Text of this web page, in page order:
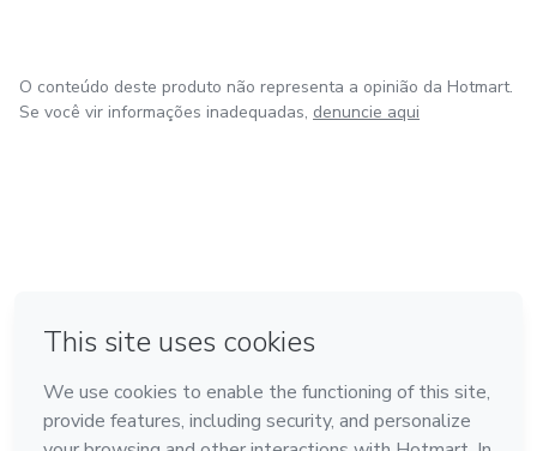
O conteúdo deste produto não representa a opinião da Hotmart.
Se você vir informações inadequadas, denuncie aqui
Feito com ❤ na Cidade do México